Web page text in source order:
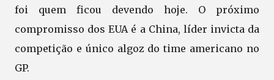
foi quem ficou devendo hoje. O próximo
compromisso dos EUA é a China, líder invicta da
competição e único algoz do time americano no
GP.